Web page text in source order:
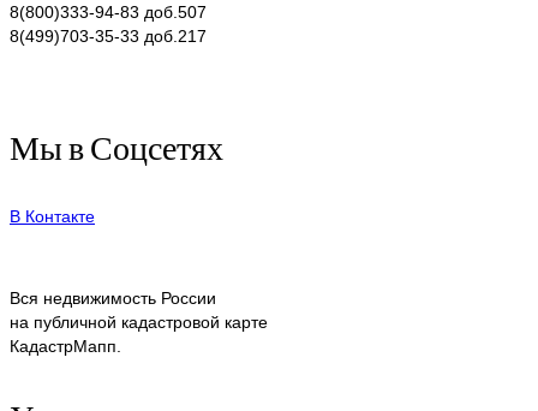
8(800)333-94-83 доб.507
8(499)703-35-33 доб.217
Мы в Соцсетях
В Контакте
Вся недвижимость России
на публичной кадастровой карте
КадастрМапп.